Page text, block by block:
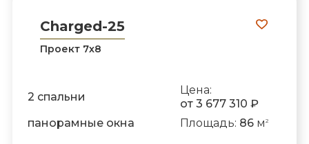
Charged-25
Проект 7х8
2 спальни
Цена:
от 3 677 310 ₽
панорамные окна
Площадь: 86м 2